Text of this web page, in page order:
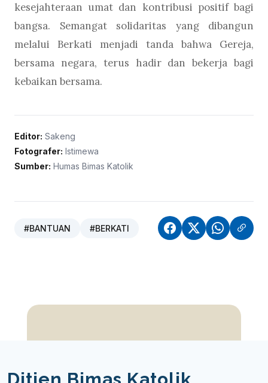
kesejahteraan umat dan kontribusi positif bagi
bangsa. Semangat solidaritas yang dibangun
melalui Berkati menjadi tanda bahwa Gereja,
bersama negara, terus hadir dan bekerja bagi
kebaikan bersama.
Editor: Sakeng
Fotografer: Istimewa
Sumber: Humas Bimas Katolik
#BANTUAN #BERKATI